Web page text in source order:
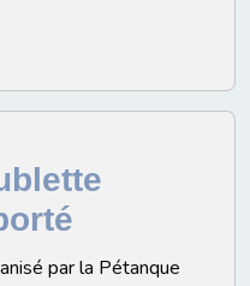
par la Pétanque